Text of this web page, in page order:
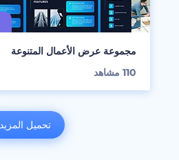
مجموعة عرض الأعمال المتنوعة
110 مشاهد
تحميل المزيد